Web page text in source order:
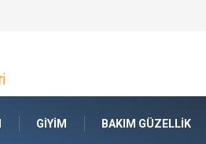
GIYIM BAKIM GÜZELLIK